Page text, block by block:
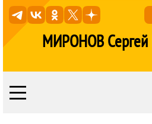
МИРОНОВ Сергей